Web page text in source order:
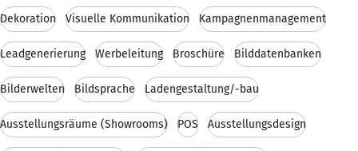
Dekoration Visuelle Kommunikation Kampagnenmanagement
Leadgenerierung Werbeleitung Broschüre Bilddatenbanken
Bilderwelten Bildsprache Ladengestaltung/-bau
Ausstellungsräume (Showrooms) POS Ausstellungsdesign